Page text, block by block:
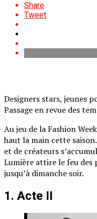
Share
Tweet
Designers stars, jeunes
Passage en revue des
Au jeu de la Fashion
haut la main cette
et de créateurs
Lumière attire le feu des
jusqu’à dimanche soir.
1. Acte II